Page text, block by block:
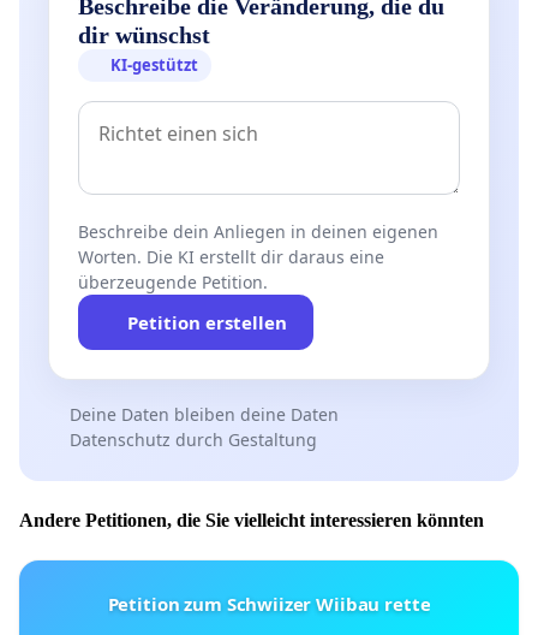
Beschreibe die Veränderung, die du
dir wünschst
KI-gestützt
Beschreibe dein Anliegen in deinen eigenen
Worten. Die KI erstellt dir daraus eine
überzeugende Petition.
Petition erstellen
Deine Daten bleiben deine Daten
Datenschutz durch Gestaltung
Andere Petitionen, die Sie vielleicht interessieren könnten
Petition zum Schwiizer Wiibau rette